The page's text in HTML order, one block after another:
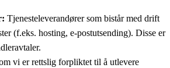
Tjenesteleverandører som bistår med drift
(f.eks. hosting, e-postutsending). Disse er
vi er rettslig forpliktet til å utlevere